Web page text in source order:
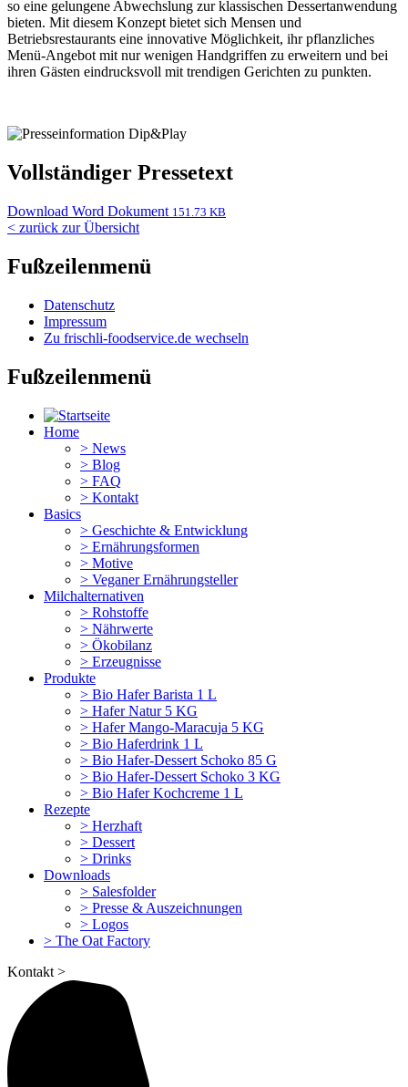
so eine gelungene Abwechslung zur klassischen Dessertanwendung
bieten. Mit diesem Konzept bietet sich Mensen und
Betriebsrestaurants eine innovative Möglichkeit, ihr pflanzliches
Menü-Angebot mit nur wenigen Handgriffen zu erweitern und bei
ihren Gästen eindrucksvoll mit trendigen Gerichten zu punkten.
Vollständiger Pressetext
Download Word Dokument 151.73 KB
< zurück zur Übersicht
Fußzeilenmenü
Datenschutz
Impressum
Zu frischli-foodservice.de wechseln
Fußzeilenmenü
Home
> News
> Blog
> FAQ
> Kontakt
Basics
> Geschichte & Entwicklung
> Ernährungsformen
> Motive
> Veganer Ernährungsteller
Milchalternativen
> Rohstoffe
> Nährwerte
> Ökobilanz
> Erzeugnisse
Produkte
> Bio Hafer Barista 1 L
> Hafer Natur 5 KG
> Hafer Mango-Maracuja 5 KG
> Bio Haferdrink 1 L
> Bio Hafer-Dessert Schoko 85 G
> Bio Hafer-Dessert Schoko 3 KG
> Bio Hafer Kochcreme 1 L
Rezepte
> Herzhaft
> Dessert
> Drinks
Downloads
> Salesfolder
> Presse & Auszeichnungen
> Logos
> The Oat Factory
Kontakt >